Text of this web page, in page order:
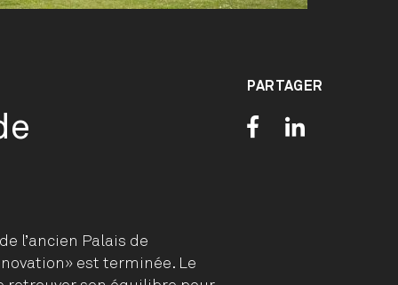
l’ancien Palais de
est terminée. Le
PARTAGER